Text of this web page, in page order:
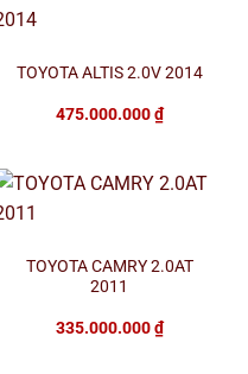
TOYOTA ALTIS 2.0V 2014
475.000.000₫
TOYOTA CAMRY 2.0AT
2011
335.000.000₫